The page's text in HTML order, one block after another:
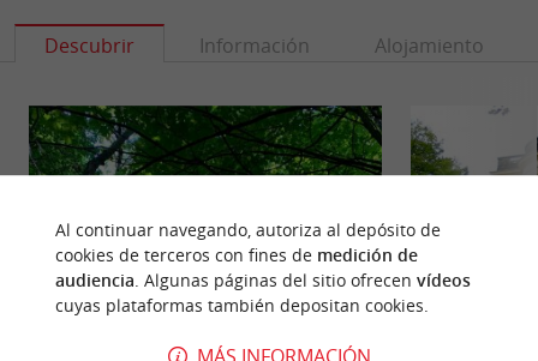
Descubrir Información Alojamiento
Al continuar navegando, autoriza al depósito de
cookies de terceros con fines de medición de
audiencia. Algunas páginas del sitio ofrecen vídeos
cuyas plataformas también depositan cookies.